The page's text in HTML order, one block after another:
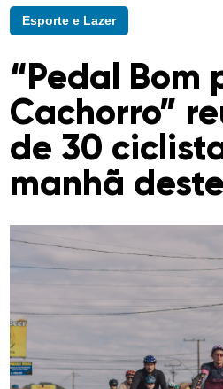
Esporte e Lazer
“Pedal Bom
Cachorro”
de 30
manhã